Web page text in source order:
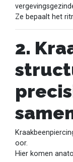
Ze bepaalt het
2.
oor.
Hier komen